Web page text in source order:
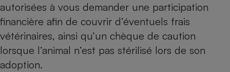
autorisées à vous demander une participation
financière afin de couvrir d’éventuels frais
vétérinaires, ainsi qu’un chèque de caution
lorsque l’animal n’est pas stérilisé lors de son
adoption.